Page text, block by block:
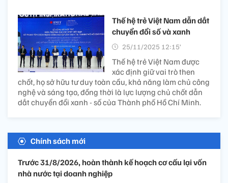
Thế hệ trẻ Việt Nam dẫn dắt
chuyển đổi số và xanh
25/11/2025 12:15’
Thế hệ trẻ Việt Nam được
xác định giữ vai trò then
chốt, họ sở hữu tư duy toàn cầu, khả năng làm chủ công
nghệ và sáng tạo, đồng thời là lực lượng chủ chốt dẫn
dắt chuyển đổi xanh - số của Thành phố Hồ Chí Minh.
Chính sách mới
Trước 31/8/2026, hoàn thành kế hoạch cơ cấu lại vốn
nhà nước tại doanh nghiệp